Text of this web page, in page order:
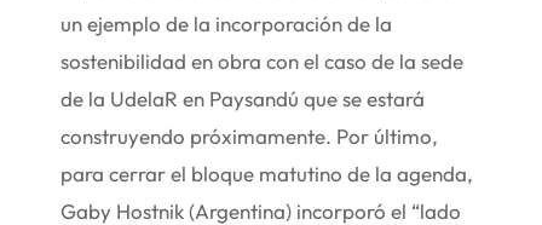
un ejemplo de la incorporación de la
sostenibilidad en obra con el caso de la sede
de la UdelaR en Paysandú que se estará
construyendo próximamente. Por último,
para cerrar el bloque matutino de la agenda,
Gaby Hostnik (Argentina) incorporó el “lado